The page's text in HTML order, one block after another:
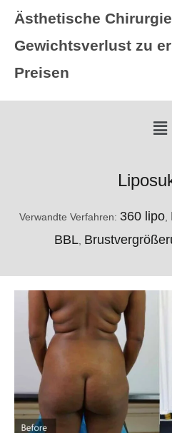
Ästhetische
Gewichtsverlust zu
Preisen
Verwandte Verfahren: 360 lipo,
BBL,